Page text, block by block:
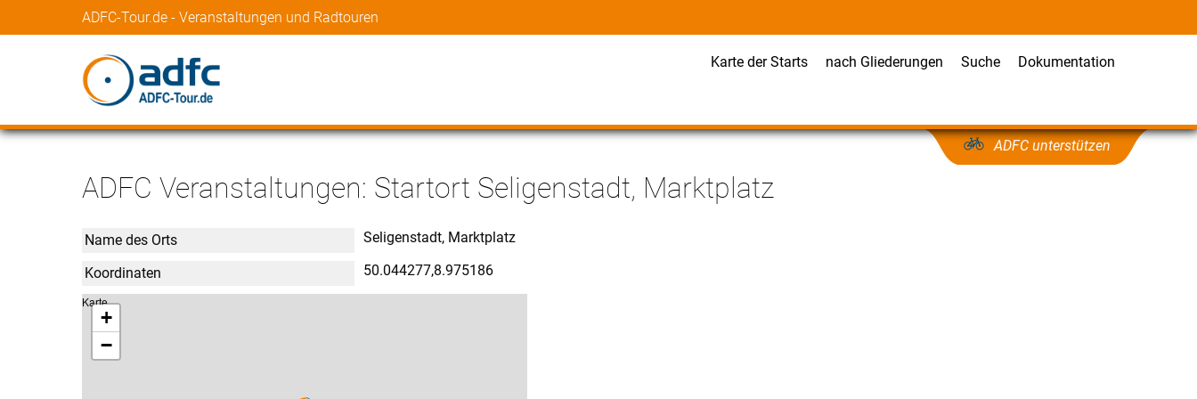
ADFC-Tour.de - Veranstaltungen und Radtouren
Karte der Starts nach Gliederungen Suche Dokumentation
ADFC unterstützen
ADFC Veranstaltungen: Startort Seligenstadt, Marktplatz
Name des Orts Seligenstadt, Marktplatz
Koordinaten 50.044277,8.975186
Karte
+
−